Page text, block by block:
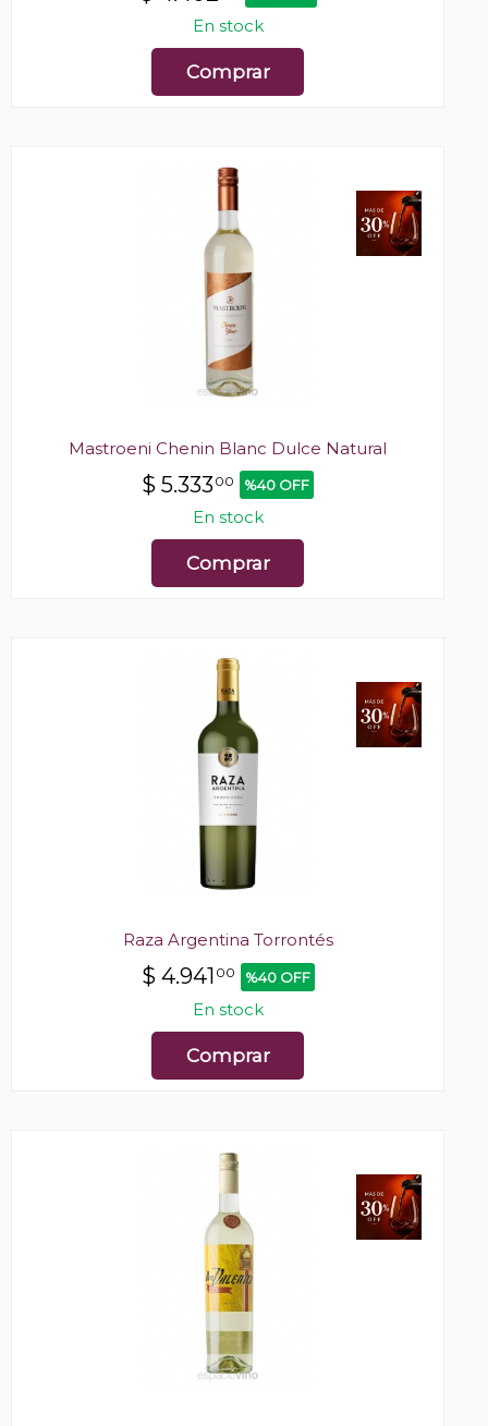
En stock
Comprar
Mastroeni Chenin Blanc Dulce Natural
$ 5.333 00 %40 OFF
En stock
Comprar
Raza Argentina Torrontés
$ 4.941 00 %40 OFF
En stock
Comprar